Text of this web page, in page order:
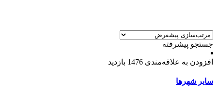
جستجو پیشرفته
افزودن به علاقه‌مندی 1476 بازدید
سایر شهرها